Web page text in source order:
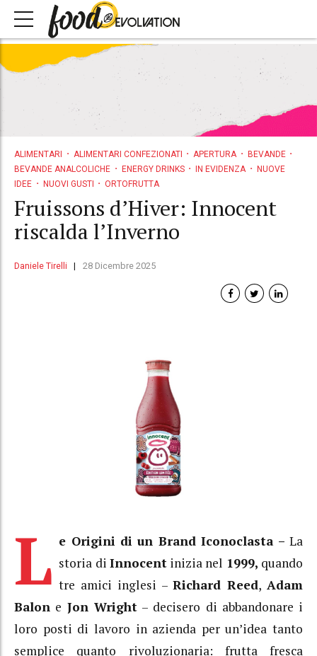
ALIMENTARI ALIMENTARI CONFEZIONATI APERTURA
BEVANDE
BEVANDE ANALCOLICHE
ENERGY DRINKS IN EVIDENZA
NUOVE
IDEE
NUOVI GUSTI ORTOFRUTTA
Fruissons d’Hiver: Innocent
riscalda l’Inverno
Daniele Tirelli 28 Dicembre 2025
L e Origini di un Brand Iconoclasta – La
storia di Innocentinizia nel 1999, quando
tre amici inglesi –Richard Reed,Adam
Balon e Jon Wright– decisero di abbandonare i
loro posti di lavoro in azienda per un’idea tanto
semplice quanto rivoluzionaria: frutta fresca